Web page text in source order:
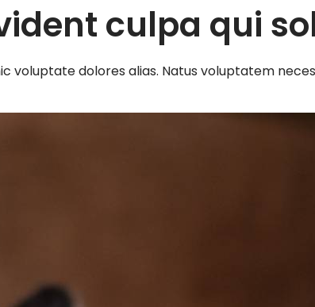
culpa qui
voluptate dolores alias. Natus voluptatem